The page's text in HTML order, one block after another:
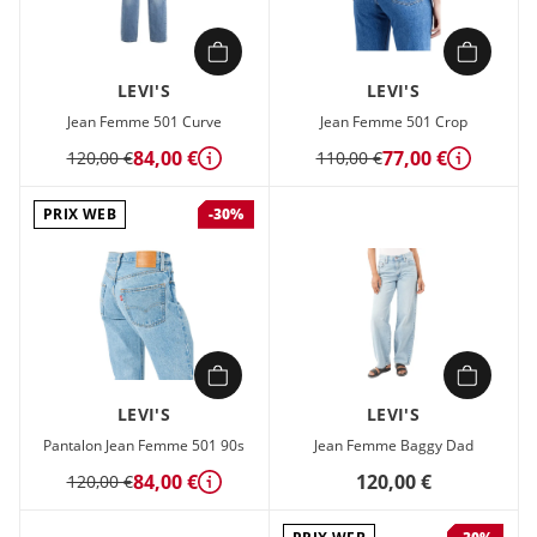
LEVI'S
Jean Femme 501 Curve
120,00 €84,00 € Détails
LEVI'S
Jean Femme 501 Crop
110,00 €77,00 € Détails
PRIX WEB -30%
LEVI'S
Pantalon Jean Femme 501 90s
120,00 €84,00 € Détails
LEVI'S
Jean Femme Baggy Dad
120,00 €